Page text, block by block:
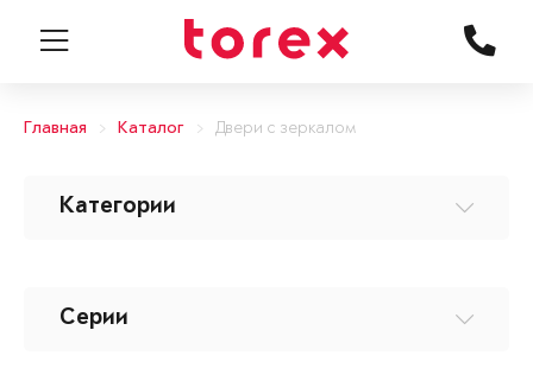
Главная Каталог Двери с зеркалом
Категории
Серии